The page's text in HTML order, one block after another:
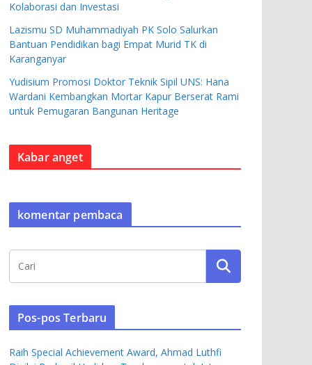
Kolaborasi dan Investasi
Lazismu SD Muhammadiyah PK Solo Salurkan
Bantuan Pendidikan bagi Empat Murid TK di
Karanganyar
Yudisium Promosi Doktor Teknik Sipil UNS: Hana
Wardani Kembangkan Mortar Kapur Berserat Rami
untuk Pemugaran Bangunan Heritage
Kabar anget
komentar pembaca
Pos-pos Terbaru
Raih Special Achievement Award, Ahmad Luthfi